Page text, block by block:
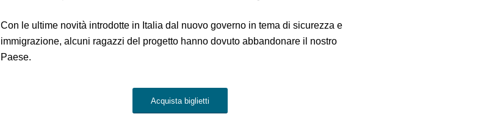
Con le ultime novità introdotte in Italia dal nuovo governo in tema di sicurezza e
immigrazione, alcuni ragazzi del progetto hanno dovuto abbandonare il nostro
Paese.
Acquista biglietti